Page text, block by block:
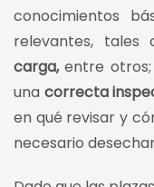
conocimientos
relevantes, tales
carga,entre
una correcta
en qué revisar y
necesario